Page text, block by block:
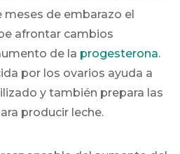
meses de embarazo el
afrontar cambios
de la progesterona.
por los ovarios ayuda a
y también prepara las
producir leche.